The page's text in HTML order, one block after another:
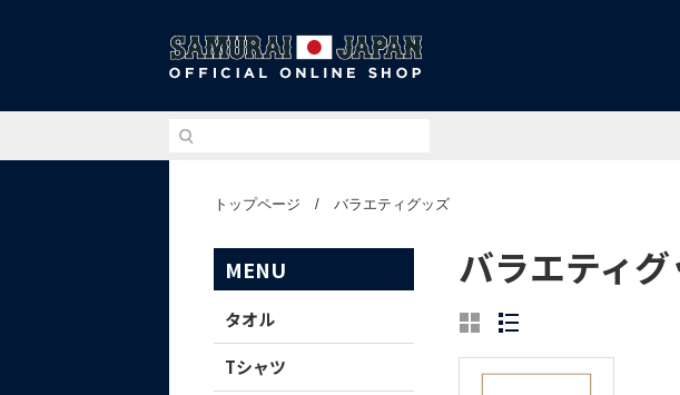
侍ジャパンオフ
トップページ / バラエティグッズ
MENU
タオル
Tシャツ
バラエティ